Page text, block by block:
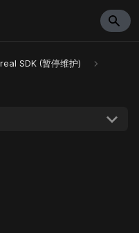
SDK (暂停维护)